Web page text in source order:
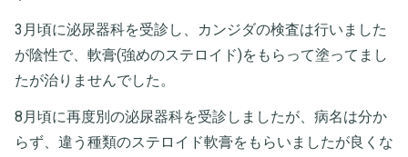
3月頃に泌尿器科を受診し、カンジダの検査は行いました
が陰性で、軟膏(強めのステロイド)をもらって塗ってまし
たが治りませんでした。
8月頃に再度別の泌尿器科を受診しましたが、病名は分か
らず、違う種類のステロイド軟膏をもらいましたが良くな